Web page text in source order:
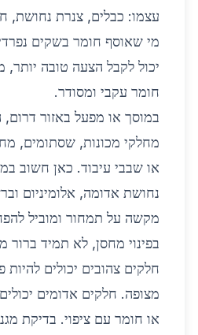
עצמו: כבלים, צנרת נחושת,
מי שאוסף חומר בשקים
יכול לקבל הצעה טובה
חומר עקבי ומסודר.
במוסך או מפעל באזור דרום,
מחלקי מכונות, שסתומים,
או שבבי עיבוד. כאן חשוב
נחושת אדומה, אלומיניום
מקשה על תמחור ומוביל
בפינוי מחסן, לא תמיד ברור
חלקים צהובים יכולים
מצופה. חלקים אדומים
או חומר עם ציפוי. בדיקת